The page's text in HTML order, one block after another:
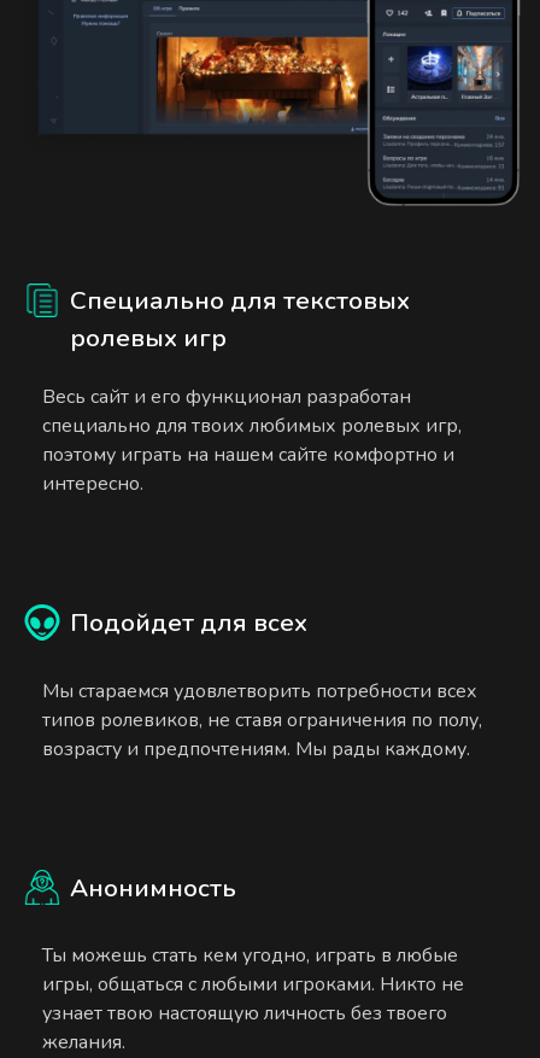
Специально для текстовых
ролевых игр
Весь сайт и его функционал разработан
специально для твоих любимых ролевых игр,
поэтому играть на нашем сайте комфортно и
интересно.
Подойдет для всех
Мы стараемся удовлетворить потребности всех
типов ролевиков, не ставя ограничения по полу,
возрасту и предпочтениям. Мы рады каждому.
Анонимность
Ты можешь стать кем угодно, играть в любые
игры, общаться с любыми игроками. Никто не
узнает твою настоящую личность без твоего
желания.